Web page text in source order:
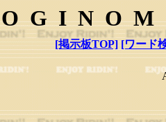
[掲示板TOP] [ワード